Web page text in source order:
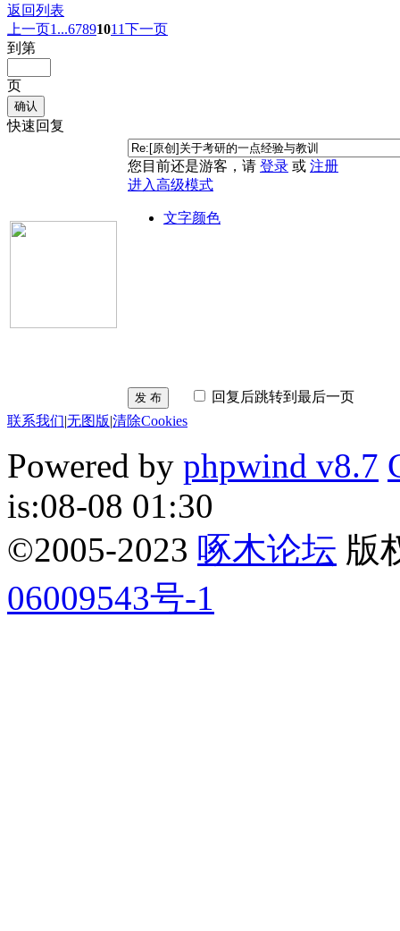
返回列表
上一页1...67891011下一页
到第
页
确认
快速回复
您目前还是游客，请 登录 或 注册
进入高级模式
文字颜色
发 布
回复后跳转到最后一页
联系我们|无图版|清除Cookies
Powered by phpwind v8.7
is:08-08 01:30
©2005-2023 啄木论坛 版
06009543号-1